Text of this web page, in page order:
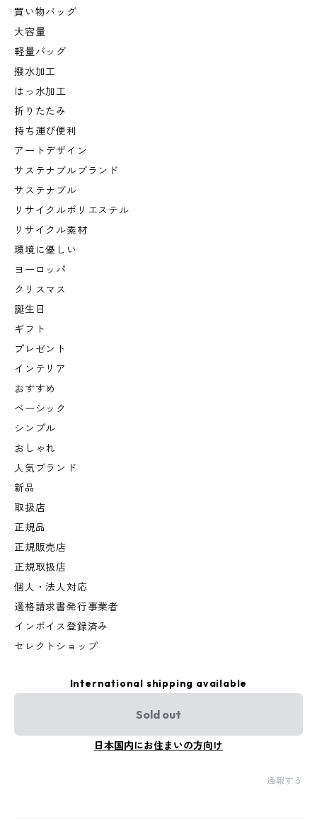
買い物バッグ
大容量
軽量バッグ
撥水加工
はっ水加工
折りたたみ
持ち運び便利
アートデザイン
サステナブルブランド
サステナブル
リサイクルポリエステル
リサイクル素材
環境に優しい
ヨーロッパ
クリスマス
誕生日
ギフト
プレゼント
インテリア
おすすめ
ベーシック
シンプル
おしゃれ
人気ブランド
新品
取扱店
正規品
正規販売店
正規取扱店
個人・法人対応
適格請求書発行事業者
インボイス登録済み
セレクトショップ
International shipping available
Sold out
日本国内にお住まいの方向け
通報する